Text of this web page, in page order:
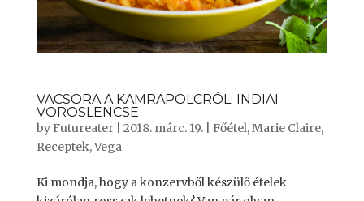
VACSORA A KAMRAPOLCRÓL: INDIAI
VÖRÖSLENCSE
by Futureater| 2018. márc. 19.| Főétel,Marie Claire,
Receptek,Vega
Ki mondja, hogy a konzervből készülő ételek